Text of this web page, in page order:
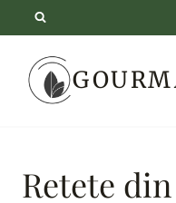
content
Retete